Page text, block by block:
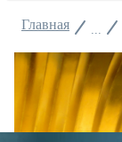
Главная